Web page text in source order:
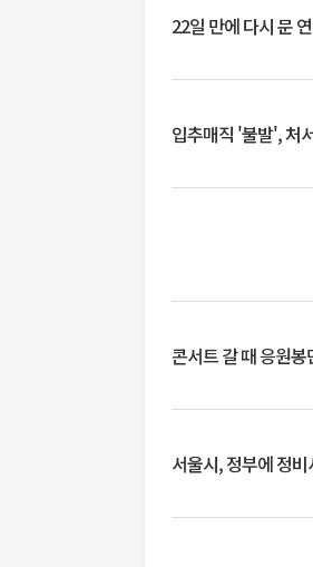
22일 만에 다시 문
입추매직 '불발', 처
콘서트 갈 때 응원
서울시, 정부에 정